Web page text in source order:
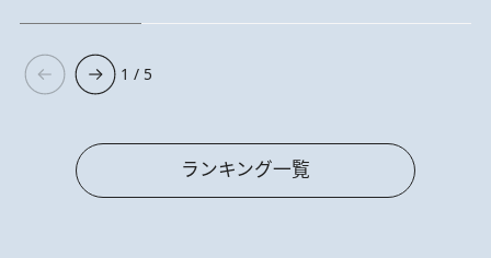
1 / 5
ランキング一覧